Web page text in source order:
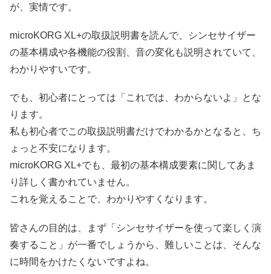
が、実情です。
microKORG XL+の取扱説明書を読んで、シンセサイザー
の基本構成や各機能の役割、音の変化も説明されていて、
わかりやすいです。
でも、初心者にとっては「これでは、わからないよ」とな
ります。
私も初心者でこの取扱説明書だけでわかるかとなると、ち
ょっと不安になります。
microKORG XL+でも、最初の基本構成要素に関してあま
り詳しく書かれていません。
これを覚えることで、わかりやすくなります。
皆さんの目的は、まず「シンセサイザーを使って楽しく演
奏すること」が一番でしょうから、難しいことは、そんな
に時間をかけたくないですよね。